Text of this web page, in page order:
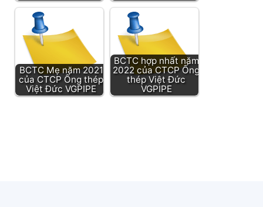
BCTC Mẹ năm 2021
của CTCP Ống thép
Việt Đức VGPIPE
BCTC hợp nhất năm
2022 của CTCP Ống
thép Việt Đức
VGPIPE